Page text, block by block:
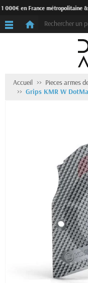
en France métropolitaine &
Accueil Pieces armes
Grips KMR W